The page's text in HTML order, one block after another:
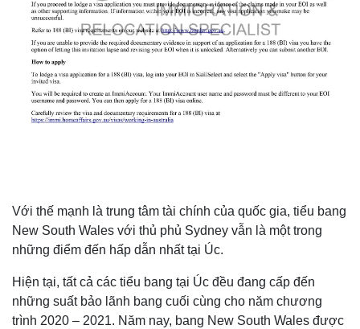
Với thế mạnh là trung tâm tài chính của quốc gia, tiểu bang
New South Wales với thủ phủ Sydney vẫn là một trong
những điểm đến hấp dẫn nhất tại Úc.
Hiện tại, tất cả các tiểu bang tại Úc đều đang cấp đến
những suất bảo lãnh bang cuối cùng cho năm chương
trình 2020 – 2021. Năm nay, bang New South Wales được